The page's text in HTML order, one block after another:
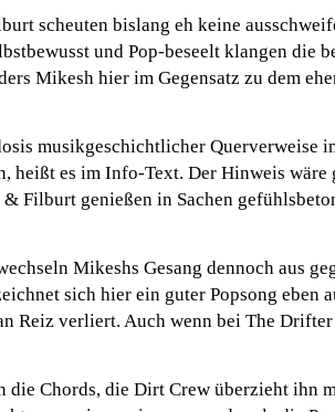
scheuten bislang eh keine
und Pop-beseelt klangen die
Mikesh hier im Gegensatz zu dem
musikgeschichtlicher Querverweise
heißt es im Info-Text. Der Hinweis
Filburt genießen in Sachen
Mikeshs Gesang dennoch aus
sich hier ein guter Popsong eben
Reiz verliert. Auch wenn bei The
die Chords, die Dirt Crew überzieht ihn